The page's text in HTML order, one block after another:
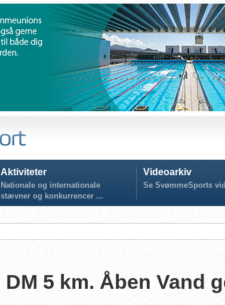
Aktiviteter
Nationale og internationale
stævner og konkurrencer ...
Videoarkiv
Se SvømmeSports
DM 5 km. Åben Vand